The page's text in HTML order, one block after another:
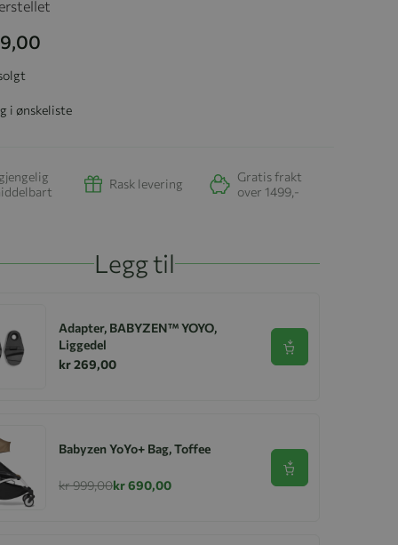
i ønskeliste
Rask levering
Gratis frakt
over 1499,-
Legg til
Adapter, BABYZEN™ YOYO,
Liggedel
kr 269,00
Se produkt
Babyzen YoYo+ Bag, Toffee
kr 999,00kr 690,00
Se produkt